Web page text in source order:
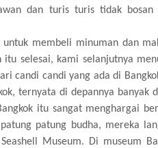
dan turis turis tidak bosan
membeli minuman dan
selesai, kami selanjutnya
candi candi yang ada di
ternyata di depannya banyak
itu sangat menghargai
patung budha, mereka
Museum. Di museum